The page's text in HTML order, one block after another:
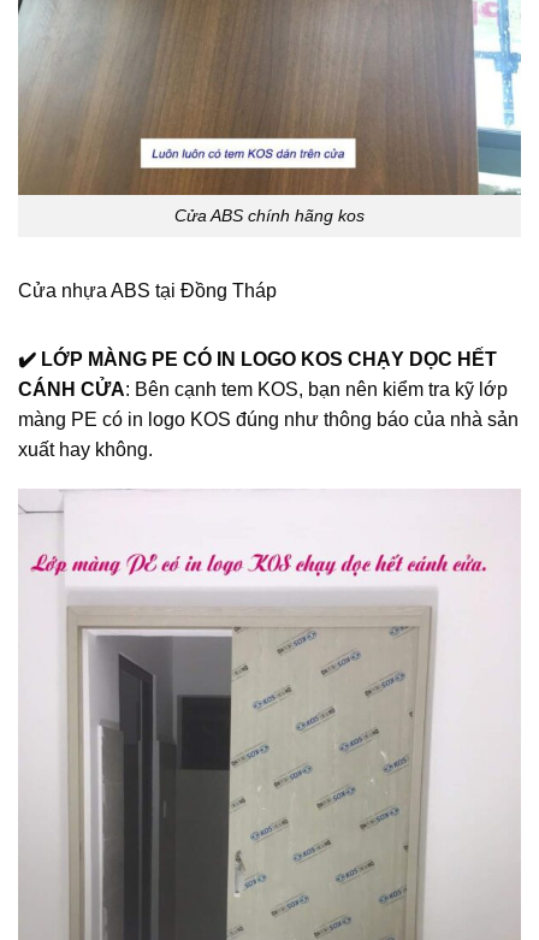
Cửa ABS chính hãng kos
Cửa nhựa ABS tại Đồng Tháp
✔️ LỚP MÀNG PE CÓ IN LOGO KOS CHẠY DỌC HẾT
CÁNH CỬA: Bên cạnh tem KOS, bạn nên kiểm tra kỹ lớp
màng PE có in logo KOS đúng như thông báo của nhà sản
xuất hay không.